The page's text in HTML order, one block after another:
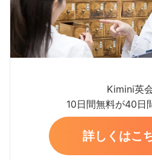
Kimini英
10日間無料が40日
詳しくはこ